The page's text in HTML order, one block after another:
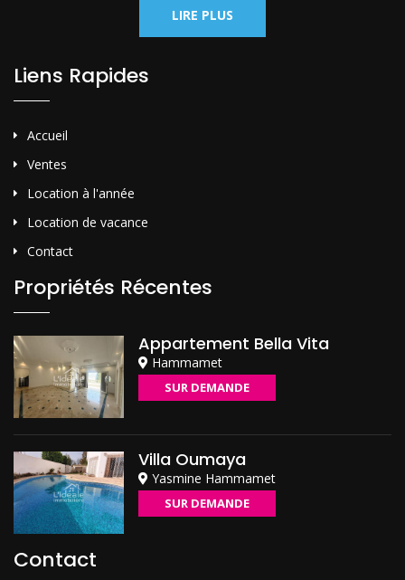
LIRE PLUS
Liens Rapides
Accueil
Ventes
Location à l'année
Location de vacance
Contact
Propriétés Récentes
Appartement Bella Vita
Hammamet
SUR DEMANDE
Villa Oumaya
Yasmine Hammamet
SUR DEMANDE
Contact